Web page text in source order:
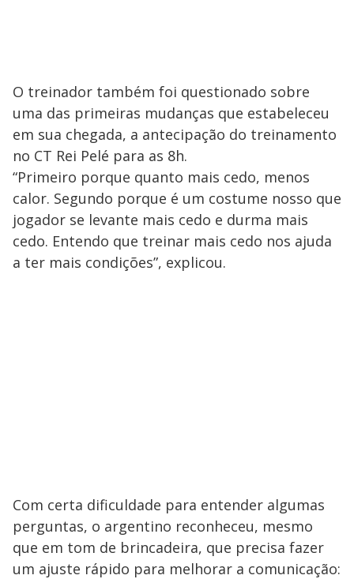
O treinador também foi questionado sobre
uma das primeiras mudanças que estabeleceu
em sua chegada, a antecipação do treinamento
no CT Rei Pelé para as 8h.
“Primeiro porque quanto mais cedo, menos
calor. Segundo porque é um costume nosso que
jogador se levante mais cedo e durma mais
cedo. Entendo que treinar mais cedo nos ajuda
a ter mais condições”, explicou.
Com certa dificuldade para entender algumas
perguntas, o argentino reconheceu, mesmo
que em tom de brincadeira, que precisa fazer
um ajuste rápido para melhorar a comunicação: